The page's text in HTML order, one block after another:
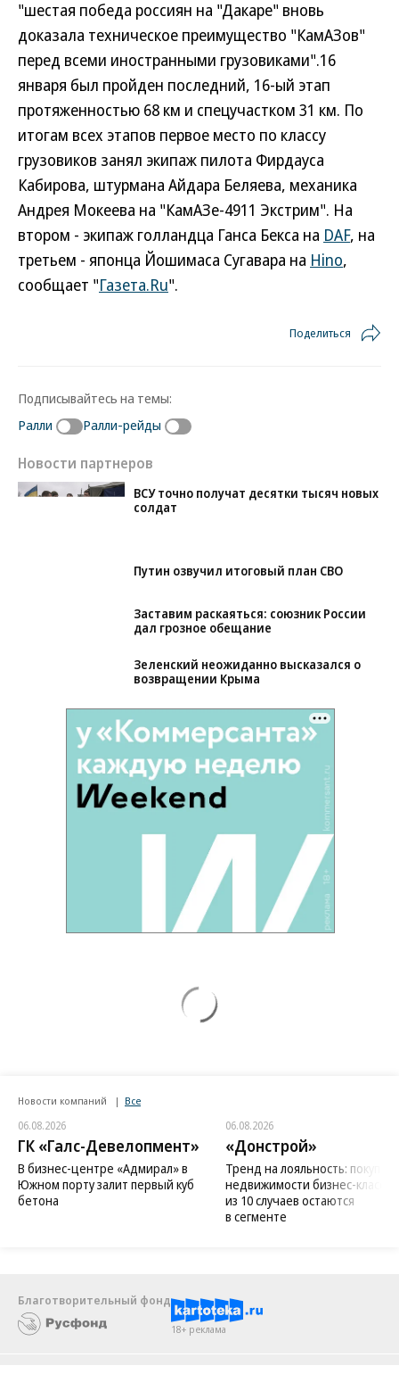
"шестая победа россиян на "Дакаре" вновь
доказала техническое преимущество "КамАЗов"
перед всеми иностранными грузовиками".16
января был пройден последний, 16-ый этап
протяженностью 68 км и спецучастком 31 км. По
итогам всех этапов первое место по классу
грузовиков занял экипаж пилота Фирдауса
Кабирова, штурмана Айдара Беляева, механика
Андрея Мокеева на "КамАЗе-4911 Экстрим". На
втором - экипаж голландца Ганса Бекса на DAF, на
третьем - японца Йошимаса Сугавара на Hino,
сообщает "Газета.Ru".
Поделиться
Подписывайтесь на темы:
Ралли
Ралли-рейды
Новости партнеров
ВСУ точно получат десятки тысяч новых
солдат
Путин озвучил итоговый план СВО
Заставим раскаяться: союзник России
дал грозное обещание
Зеленский неожиданно высказался о
возвращении Крыма
Новости компаний Все
06.08.2026
ГК «Галс-Девелопмент»
В бизнес-центре «Адмирал» в
Южном порту залит первый куб
бетона
06.08.2026
«Донстрой»
Тренд на лояльность:
недвижимости бизнес-класса
из 10 случаев остаются
в сегменте
Благотворительный фонд
18+ реклама